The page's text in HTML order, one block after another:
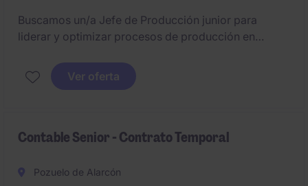
Buscamos un/a Jefe de Producción junior para
liderar y optimizar procesos de producción en
persona seleccionada será responsable de
garantizar la calidad y la eficiencia en todas las
Ver oferta
Contable Senior - Contrato Temporal
Pozuelo de Alarcón